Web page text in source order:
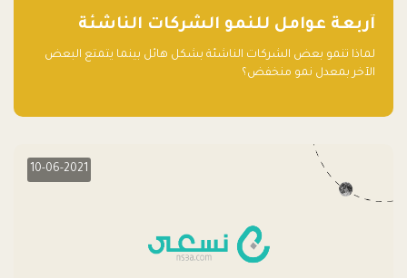
آربعة عوامل للنمو الشركات الناشئة
لماذا تنمو بعض الشركات الناشئة بشكل هائل بينما يتمتع البعض
الآخر بمعدل نمو منخفض؟
10-06-2021